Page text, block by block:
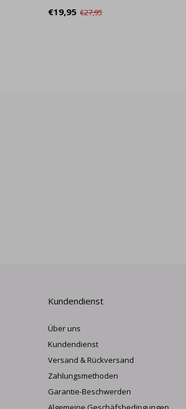
€19,95 €27,95
Kundendienst
Über uns
Kundendienst
Versand & Rückversand
Zahlungsmethoden
Garantie-Beschwerden